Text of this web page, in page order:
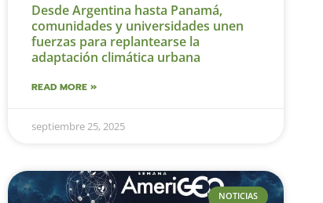
Desde Argentina hasta Panamá,
comunidades y universidades unen
fuerzas para replantearse la
adaptación climática urbana
READ MORE »
septiembre 25, 2025
NOTICIAS